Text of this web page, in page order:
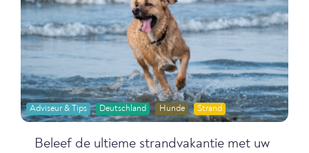
Adviseur & Tips Deutschland Hunde Strand
Beleef de ultieme strandvakantie met uw